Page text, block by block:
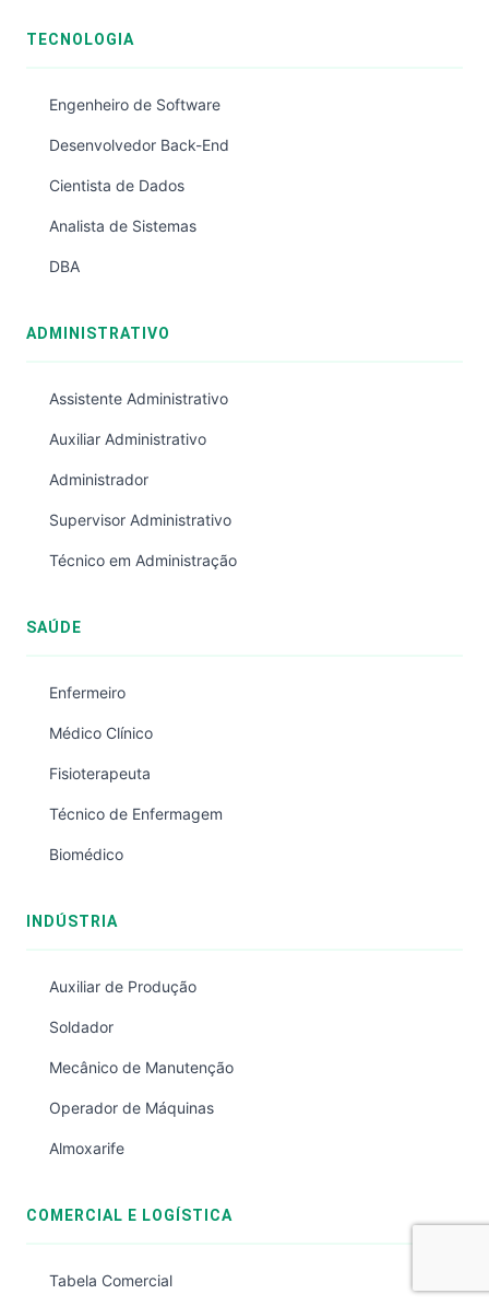
TECNOLOGIA
Engenheiro de Software
Desenvolvedor Back-End
Cientista de Dados
Analista de Sistemas
DBA
ADMINISTRATIVO
Assistente Administrativo
Auxiliar Administrativo
Administrador
Supervisor Administrativo
Técnico em Administração
SAÚDE
Enfermeiro
Médico Clínico
Fisioterapeuta
Técnico de Enfermagem
Biomédico
INDÚSTRIA
Auxiliar de Produção
Soldador
Mecânico de Manutenção
Operador de Máquinas
Almoxarife
COMERCIAL E LOGÍSTICA
Tabela Comercial